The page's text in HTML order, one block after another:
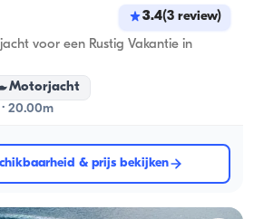
3.4(3 review)
voor een Rustig Vakantie in
Motorjacht
20.00m
& prijs bekijken